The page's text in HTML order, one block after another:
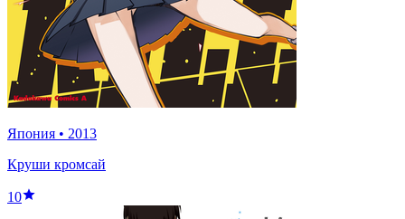
Япония • 2013
Круши кромсай
10